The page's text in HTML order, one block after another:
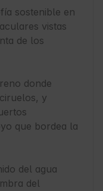
sostenible en
vistas
de los
donde
y
que bordea la
del agua
del